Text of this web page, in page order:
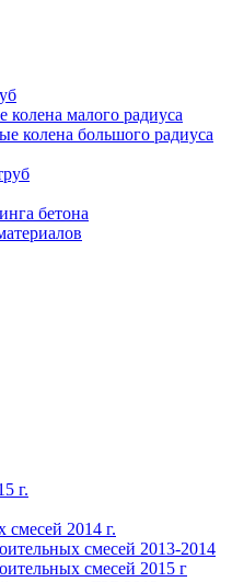
малого радиуса
колена большого радиуса
бетона
г.
смесей 2014 г.
смесей 2013-2014
смесей 2015 г